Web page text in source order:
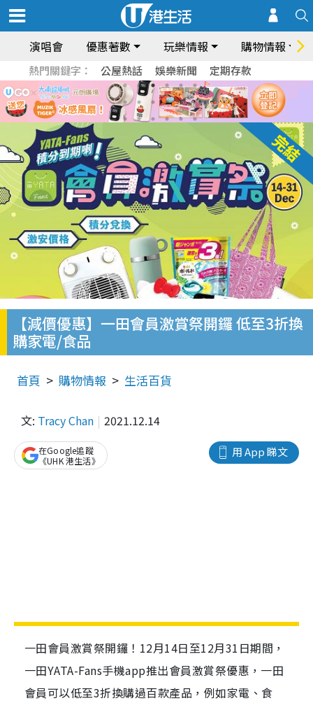
演唱會 優惠著數 玩樂情報 購物情報
熱門關鍵字： 公屋熱話 娛樂新聞 定期存款
【減價優惠】一田會員激賞祭開鑼 低至3折換
購家電/食品
首頁 購物情報 生活百貨
文: Tracy Chan 2021.12.14
用 App 睇文
在Google追蹤
《UHK 港生活》
一田會員激賞祭開鑼！12月14日至12月31日期間，
一田YATA-Fans手機app推出會員激賞祭優惠，一田
會員可以低至3折換購過百款產品，例如家電、食